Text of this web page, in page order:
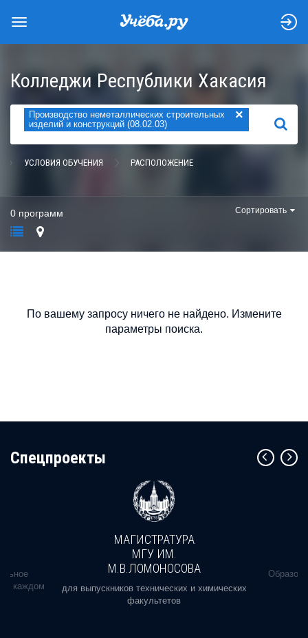
Колледжи Республики Хакасия
Производство неметаллических строительных
изделий и конструкций (08.02.03)
×
НАЙТИ
УСЛОВИЯ ОБУЧЕНИЯ РАСПОЛОЖЕНИЕ
0 программ Сортировать
По вашему запросу ничего не найдено. Измените
параметры поиска.
Cпецпроекты
в каждом
МАГИСТРАТУРА
МГУ ИМ.
М.В.ЛОМОНОСОВА
для выпускников технических и химических
факультетов